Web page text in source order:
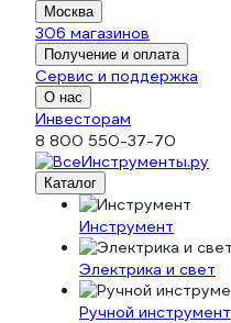
Москва
306 магазинов
Получение и оплата
Сервис и поддержка
О нас
Инвесторам
8 800 550-37-70
Каталог
Инструмент
Электрика и свет
Ручной инструмент